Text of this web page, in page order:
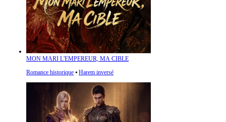
MON MARI L'EMPEREUR, MA CIBLE
Romance historique ⦁ Harem inversé